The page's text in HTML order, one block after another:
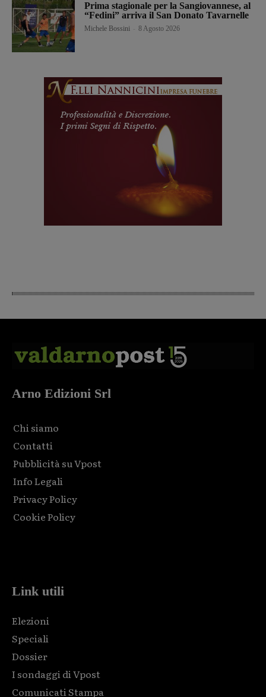
Prima stagionale per la Sangiovannese, al
“Fedini” arriva il San Donato Tavarnelle
Michele Bossini 8 Agosto 2026
Arno Edizioni Srl
Chi siamo
Contatti
Pubblicità su Vpost
Info Legali
Privacy Policy
Cookie Policy
Link utili
Elezioni
Speciali
Dossier
I sondaggi di Vpost
Comunicati Stampa